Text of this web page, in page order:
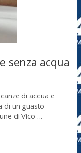
senza acqua
di acqua e
di un guasto
di Vico …